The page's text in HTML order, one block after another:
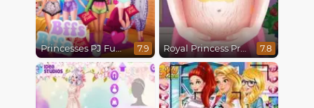
Princesses PJ Fun Party 7.9 Royal Princess Pregnant 7.8